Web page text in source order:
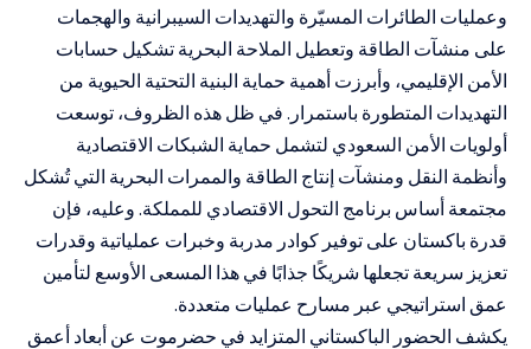
وعمليات الطائرات المسيّرة والتهديدات السيبرانية والهجمات
على منشآت الطاقة وتعطيل الملاحة البحرية تشكيل حسابات
الأمن الإقليمي، وأبرزت أهمية حماية البنية التحتية الحيوية من
التهديدات المتطورة باستمرار. في ظل هذه الظروف، توسعت
أولويات الأمن السعودي لتشمل حماية الشبكات الاقتصادية
وأنظمة النقل ومنشآت إنتاج الطاقة والممرات البحرية التي تُشكل
مجتمعة أساس برنامج التحول الاقتصادي للمملكة. وعليه، فإن
قدرة باكستان على توفير كوادر مدربة وخبرات عملياتية وقدرات
تعزيز سريعة تجعلها شريكًا جذابًا في هذا المسعى الأوسع لتأمين
عمق استراتيجي عبر مسارح عمليات متعددة.
يكشف الحضور الباكستاني المتزايد في حضرموت عن أبعاد أعمق